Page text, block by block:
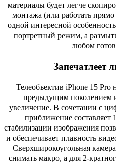
материалы будет легче
монтажа (или работать
одной интересной
портретный режим, а
любом
Запечатлеет
Телеобъектив iPhone 15 Pro
предыдущим поколением
увеличение. В сочетании с
приближение составляет
стабилизации изображения
и обеспечивает плавность
Сверхширокоугольная
снимать макро, а для 2-